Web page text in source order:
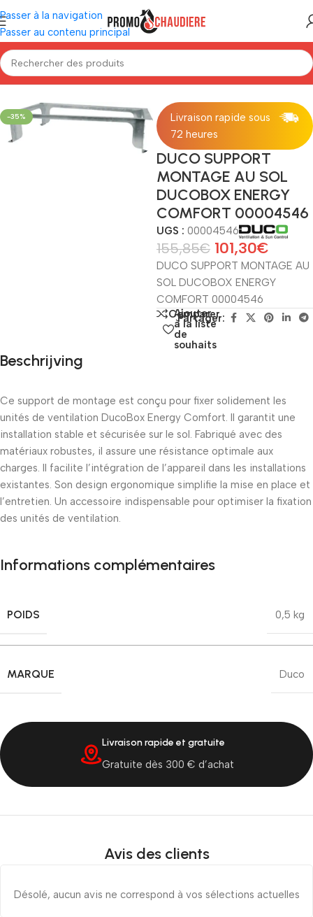
Passer à la navigation
Passer au contenu principal
Accueil/Ventilation/Ventilation Duco/Accessoires Duco
-35%
Livraison rapide sous
72 heures
DUCO SUPPORT
MONTAGE AU SOL
DUCOBOX ENERGY
COMFORT 00004546
UGS : 00004546
155,85€ 101,30€
DUCO SUPPORT MONTAGE AU
SOL DUCOBOX ENERGY
COMFORT 00004546
Comparer
Ajouter
à la liste
de
souhaits
Partager:
Beschrijving
Ce support de montage est conçu pour fixer solidement les
unités de ventilation DucoBox Energy Comfort. Il garantit une
installation stable et sécurisée sur le sol. Fabriqué avec des
matériaux robustes, il assure une résistance optimale aux
charges. Il facilite l’intégration de l’appareil dans les installations
existantes. Son design ergonomique simplifie la mise en place et
l’entretien. Un accessoire indispensable pour optimiser la fixation
des unités de ventilation.
Informations complémentaires
POIDS 0,5 kg
MARQUE Duco
Livraison rapide et gratuite
Gratuite dès 300 € d’achat
Avis des clients
Désolé, aucun avis ne correspond à vos sélections actuelles